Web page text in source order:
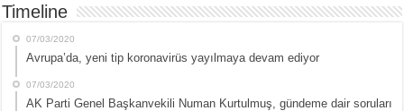
Timeline
07/03/2020
Avrupa’da, yeni tip koronavirüs yayılmaya devam ediyor
07/03/2020
AK Parti Genel Başkanvekili Numan Kurtulmuş, gündeme dair soruları